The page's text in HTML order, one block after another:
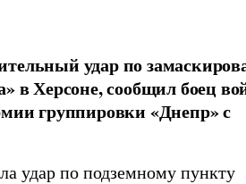
удар по
в Херсоне, сообщил боец
группировки «Днепр» с
удар по подземному пункту